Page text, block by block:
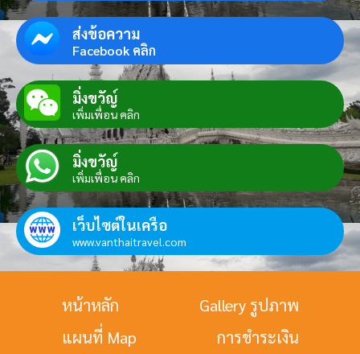
ส่งข้อความ
Facebook คลิก
มิ่งขวัญ์
เพิ่มเพื่อน คลิก
มิ่งขวัญ์
เพิ่มเพื่อน คลิก
เว็บไซต์ในเครือ
www.vanthaitravel.com
หน้าหลัก
Gallery รูปภาพ
แผนที่ Map
การชำระเงิน